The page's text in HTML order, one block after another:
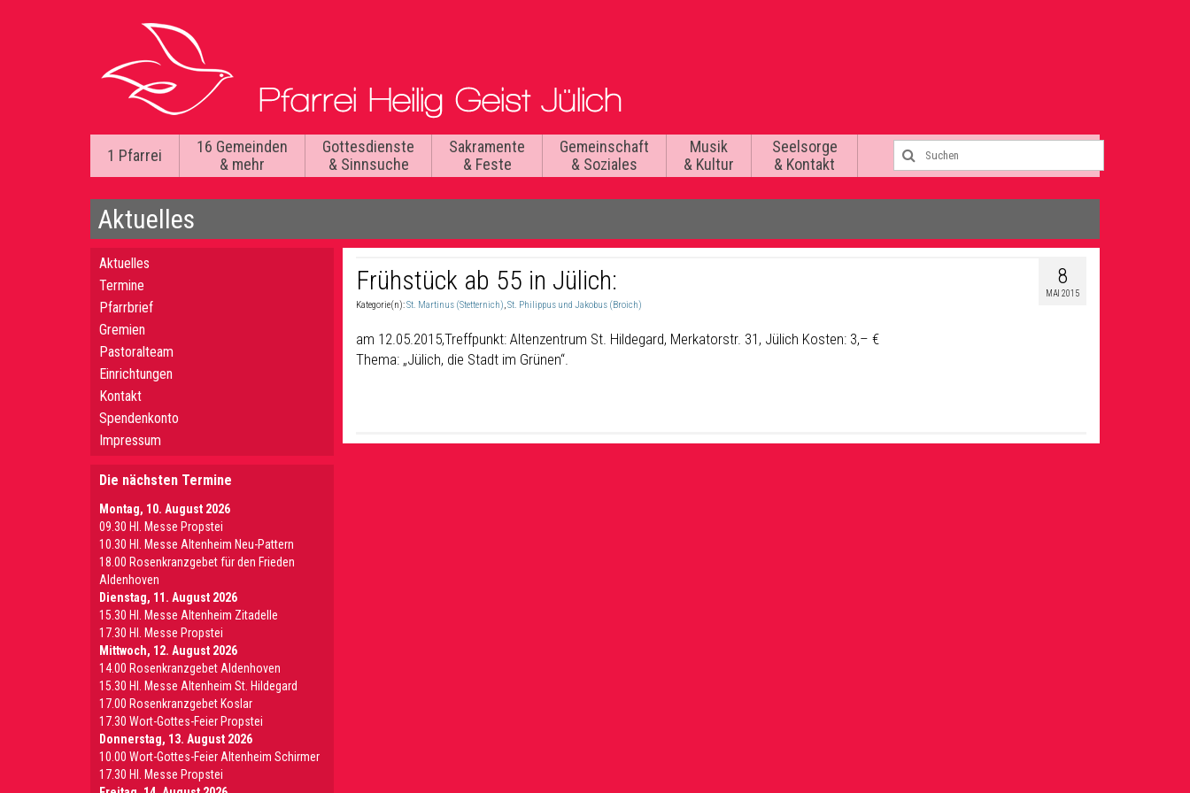
1 Pfarrei
16 Gemeinden
& mehr
Gottesdienste
& Sinnsuche
Sakramente
& Feste
Gemeinschaft
& Soziales
Musik
& Kultur
Seelsorge
& Kontakt
Aktuelles
8
MAI 2015
Frühstück ab 55 in Jülich:
Kategorie(n):St. Martinus (Stetternich),St. Philippus und Jakobus (Broich)
am 12.05.2015,Treffpunkt: Altenzentrum St. Hildegard, Merkatorstr. 31, Jülich Kosten: 3,– €
Thema: „Jülich, die Stadt im Grünen“.
Aktuelles
Termine
Pfarrbrief
Gremien
Pastoralteam
Einrichtungen
Kontakt
Spendenkonto
Impressum
Die nächsten Termine
Montag, 10. August 2026
09.30 Hl. Messe Propstei
10.30 Hl. Messe Altenheim Neu-Pattern
18.00 Rosenkranzgebet für den Frieden
Aldenhoven
Dienstag, 11. August 2026
15.30 Hl. Messe Altenheim Zitadelle
17.30 Hl. Messe Propstei
Mittwoch, 12. August 2026
14.00 Rosenkranzgebet Aldenhoven
15.30 Hl. Messe Altenheim St. Hildegard
17.00 Rosenkranzgebet Koslar
17.30 Wort-Gottes-Feier Propstei
Donnerstag, 13. August 2026
10.00 Wort-Gottes-Feier Altenheim Schirmer
17.30 Hl. Messe Propstei